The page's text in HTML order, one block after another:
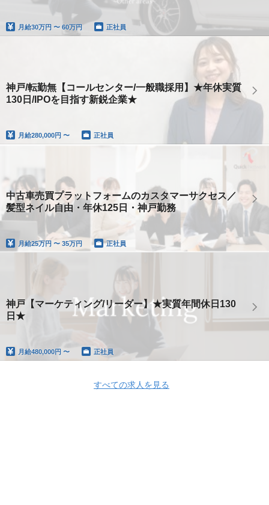
月給30万円 〜 60万円 正社員
神戸/転勤無【コールセンター/一般職採用】★年休実質
130日/IPOを目指す新鋭企業★
月給280,000円 〜 正社員
中古車売買プラットフォームのカスタマーサクセス／
髪型ネイル自由・年休125日・神戸勤務
月給25万円 〜 35万円 正社員
神戸【マーケティング/リーダー】★実質年間休日130
日★
月給480,000円 〜 正社員
すべての求人を見る